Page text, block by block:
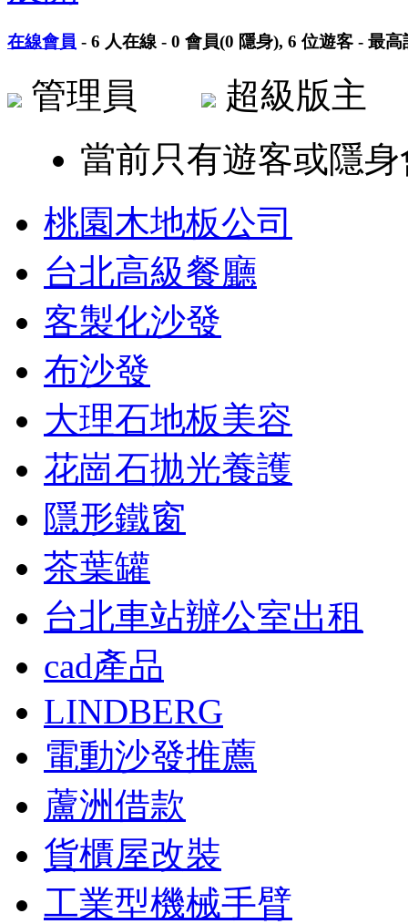
在線會員 - 6 人在線 - 0 會員(0 隱身), 6 位遊客 - 最
管理員
超級版
當前只有遊客或隱
桃園木地板公司
台北高級餐廳
客製化沙發
布沙發
大理石地板美容
花崗石拋光養護
隱形鐵窗
茶葉罐
台北車站辦公室出租
cad產品
LINDBERG
電動沙發推薦
蘆洲借款
貨櫃屋改裝
工業型機械手臂